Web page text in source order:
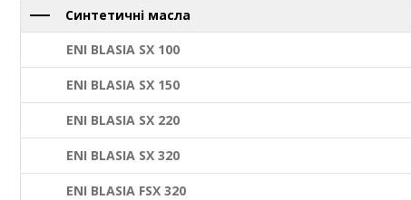
Синтетичні масла
ENI BLASIA SX 100
ENI BLASIA SX 150
ENI BLASIA SX 220
ENI BLASIA SX 320
ENI BLASIA FSX 320